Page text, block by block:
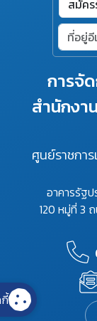
การจั
สำนักงา
ศูนย์ราชกา
อาคารรัฐ
120 หมู่ที่ 3